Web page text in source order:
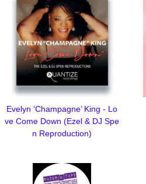
Evelyn ‘Champagne’ King - Lo
ve Come Down (Ezel & DJ Spe
n Reproduction)